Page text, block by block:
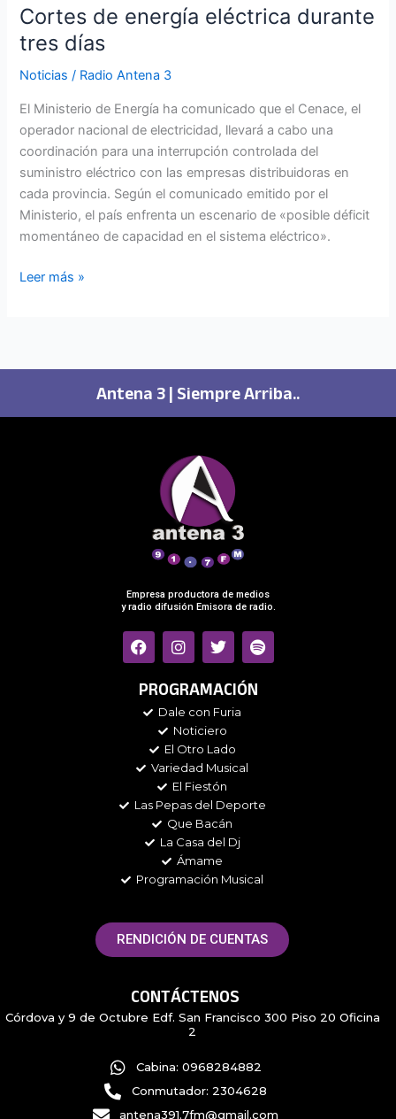
Cortes de energía eléctrica durante
tres días
Noticias / Radio Antena 3
El Ministerio de Energía ha comunicado que el Cenace, el
operador nacional de electricidad, llevará a cabo una
coordinación para una interrupción controlada del
suministro eléctrico con las empresas distribuidoras en
cada provincia. Según el comunicado emitido por el
Ministerio, el país enfrenta un escenario de «posible déficit
momentáneo de capacidad en el sistema eléctrico».
Leer más »
Antena 3 | Siempre Arriba..
Empresa productora de medios
y radio difusión Emisora de radio.
F
a
e
o
I
n
t
g
r
a
m
T
w
t
e
r
S
p
t
PROGRAMACIÓN
Dale con Furia
Noticiero
El Otro Lado
Variedad Musical
El Fiestón
Las Pepas del Deporte
Que Bacán
La Casa del Dj
Ámame
Programación Musical
RENDICIÓN DE CUENTAS
CONTÁCTENOS
Córdova y 9 de Octubre Edf. San Francisco 300 Piso 20 Oficina
2
Cabina: 0968284882
Conmutador: 2304628
antena391.7fm@gmail.com